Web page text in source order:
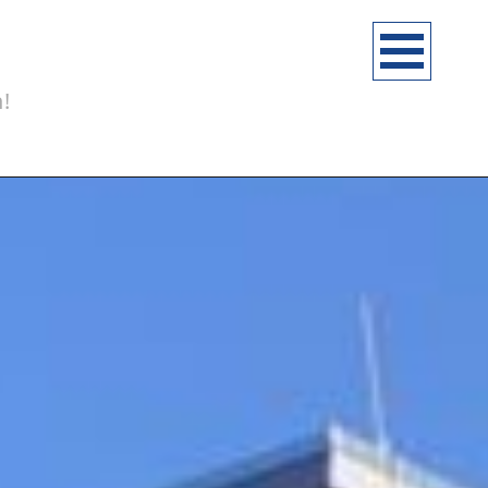
und